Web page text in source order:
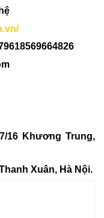
16 Khương Trung,
Xuân, Hà Nội.